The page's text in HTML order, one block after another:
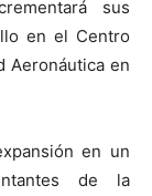
sus
en el Centro
Aeronáutica en
en un
de la